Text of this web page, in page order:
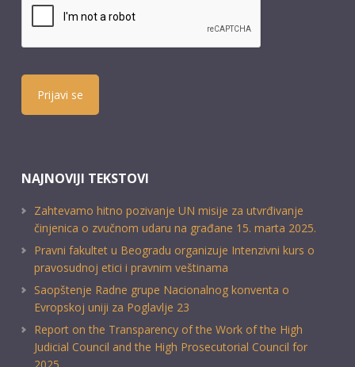
Prijavi se
NAJNOVIJI TEKSTOVI
Zahtevamo hitno pozivanje UN misije za utvrđivanje
činjenica o zvučnom udaru na građane 15. marta 2025.
Pravni fakultet u Beogradu organizuje Intenzivni kurs o
pravosudnoj etici i pravnim veštinama
Saopštenje Radne grupe Nacionalnog konventa o
Evropskoj uniji za Poglavlje 23
Report on the Transparency of the Work of the High
Judicial Council and the High Prosecutorial Council for